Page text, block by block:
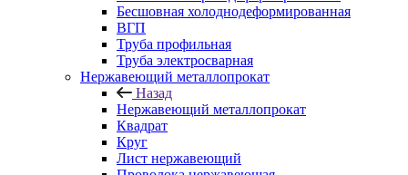
Бесшовная холоднодеформированная
ВГП
Труба профильная
Труба электросварная
Нержавеющий металлопрокат
Назад
Нержавеющий металлопрокат
Квадрат
Круг
Лист нержавеющий